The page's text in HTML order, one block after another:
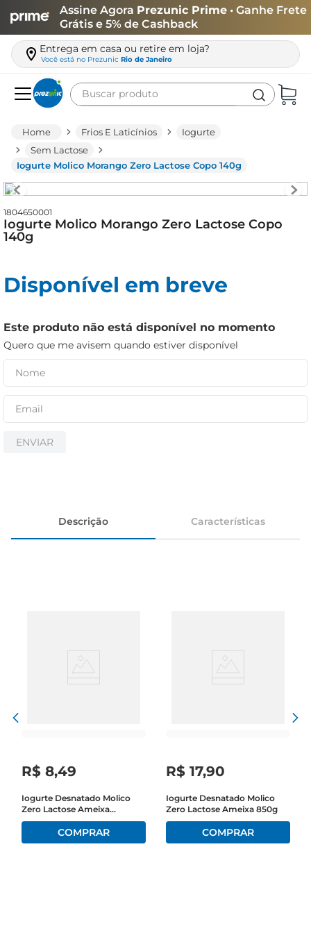
Assine Agora Prezunic Prime • Ganhe Frete
Grátis e 5% de Cashback
Entrega em casa ou retire em loja?
Você está no Prezunic Rio de Janeiro
Buscar produto
Frios E Laticínios
Iogurte
Sem Lactose
Iogurte Molico Morango Zero Lactose Copo 140g
1804650001
Iogurte Molico Morango Zero Lactose Copo
140g
Disponível em breve
Este produto não está disponível no momento
Quero que me avisem quando estiver disponível
ENVIAR
Descrição Características
R$ 8,49
Iogurte Desnatado Molico
Zero Lactose Ameixa
Bandeja 360g
R$ 17,90
Iogurte Desnatado Molico
Zero Lactose Ameixa 850g
leite
queijo
arroz
azeite
biscoito
papel higiênico